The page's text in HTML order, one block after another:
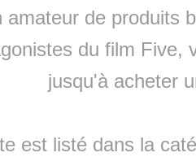
amateur de produits
du film Five,
jusqu'à acheter
est listé dans la